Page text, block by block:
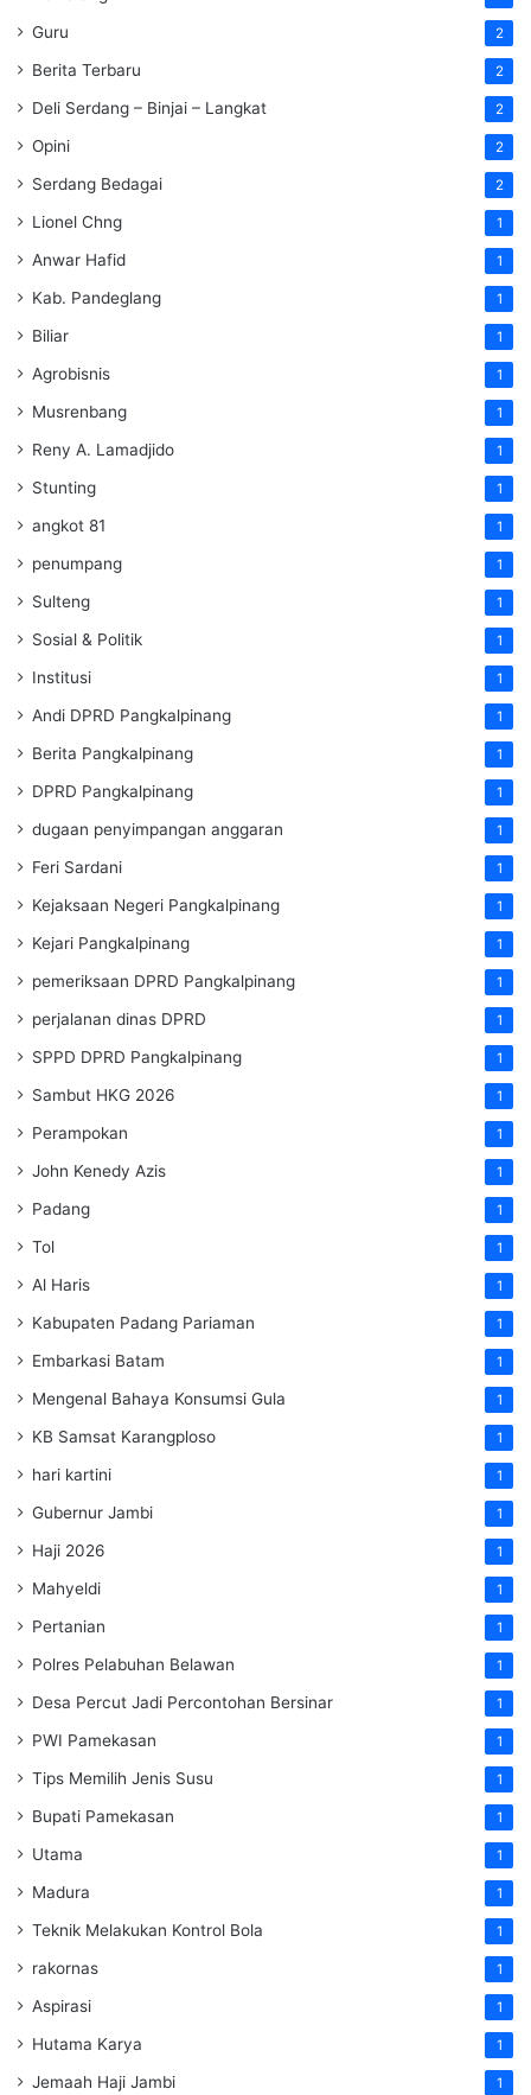
Guru 2
Berita Terbaru 2
Deli Serdang – Binjai – Langkat 2
Opini 2
Serdang Bedagai 2
Lionel Chng 1
Anwar Hafid 1
Kab. Pandeglang 1
Biliar 1
Agrobisnis 1
Musrenbang 1
Reny A. Lamadjido 1
Stunting 1
angkot 81 1
penumpang 1
Sulteng 1
Sosial & Politik 1
Institusi 1
Andi DPRD Pangkalpinang 1
Berita Pangkalpinang 1
DPRD Pangkalpinang 1
dugaan penyimpangan anggaran 1
Feri Sardani 1
Kejaksaan Negeri Pangkalpinang 1
Kejari Pangkalpinang 1
pemeriksaan DPRD Pangkalpinang 1
perjalanan dinas DPRD 1
SPPD DPRD Pangkalpinang 1
Sambut HKG 2026 1
Perampokan 1
John Kenedy Azis 1
Padang 1
Tol 1
Al Haris 1
Kabupaten Padang Pariaman 1
Embarkasi Batam 1
Mengenal Bahaya Konsumsi Gula 1
KB Samsat Karangploso 1
hari kartini 1
Gubernur Jambi 1
Haji 2026 1
Mahyeldi 1
Pertanian 1
Polres Pelabuhan Belawan 1
Desa Percut Jadi Percontohan Bersinar 1
PWI Pamekasan 1
Tips Memilih Jenis Susu 1
Bupati Pamekasan 1
Utama 1
Madura 1
Teknik Melakukan Kontrol Bola 1
rakornas 1
Aspirasi 1
Hutama Karya 1
Jemaah Haji Jambi 1